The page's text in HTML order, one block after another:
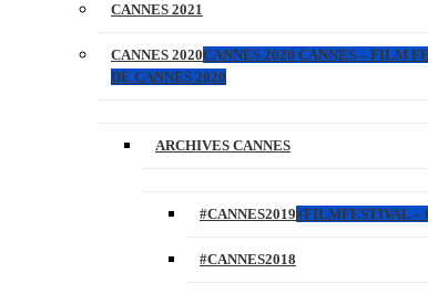
CANNES 2021
CANNES 2020CANNES 2020 CANNES – FILM
DE CANNES 2020
ARCHIVES CANNES
#CANNES2019#FILMFESTIVAL –
#CANNES2018